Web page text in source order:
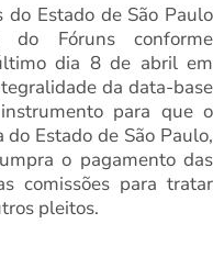
do Estado de São Paulo
do Fóruns conforme
dia 8 de abril em
da data-base
para que o
Estado de São Paulo,
o pagamento das
comissões para tratar
pleitos.